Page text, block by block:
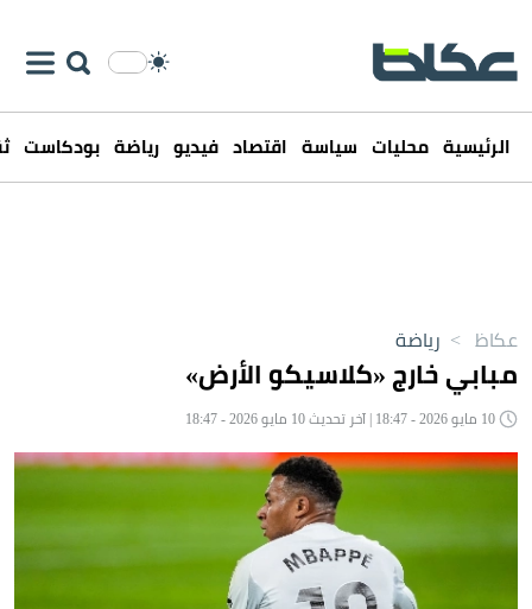
الرئيسية محليات سياسة اقتصاد فيديو رياضة بودكاست
عكاظ > رياضة
مبابي خارج «كلاسيكو الأرض»